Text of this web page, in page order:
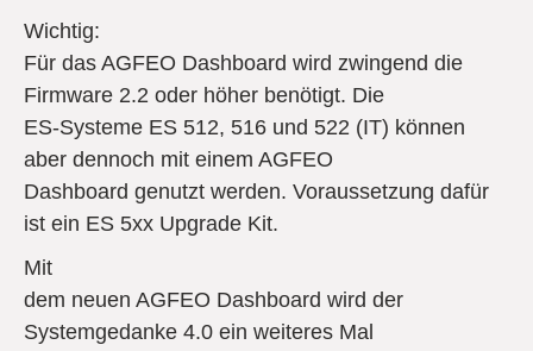
Wichtig:
Für das AGFEO Dashboard wird zwingend die
Firmware 2.2 oder höher benötigt. Die
ES-Systeme ES 512, 516 und 522 (IT) können
aber dennoch mit einem AGFEO
Dashboard genutzt werden. Voraussetzung dafür
ist ein ES 5xx Upgrade Kit.
Mit
dem neuen AGFEO Dashboard wird der
Systemgedanke 4.0 ein weiteres Mal